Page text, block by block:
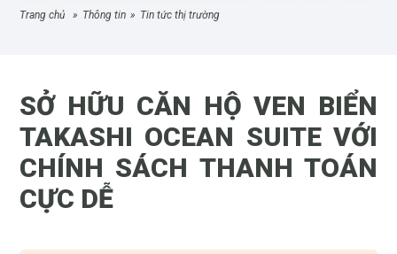
trang chủ » thông tin » tin tức thị trường
SỞ HỮU CĂN HỘ VEN BIỂN
TAKASHI OCEAN SUITE VỚI
CHÍNH SÁCH THANH TOÁN
CỰC DỄ